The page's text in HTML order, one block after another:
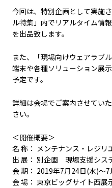
今回は、特別企画として実施
ル特集」内でリアルタイム情
を出品致します。
また、「現場向けウェアラブ
端末や各種ソリューション展
予定です。
詳細は会場でご案内させてい
さい。
＜開催概要＞
名 称： メンテナンス・レジリ
出 展： 別企画 現場支援シス
会 期： 2019年7月24日(水)
会 場： 東京ビッグサイト西